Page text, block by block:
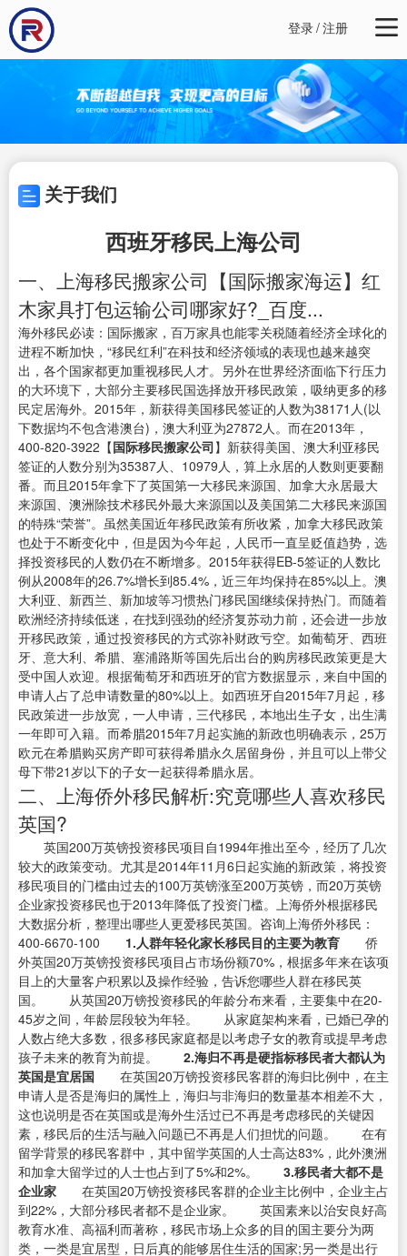
登录/注册
关于我们
西班牙移民上海公司
一、上海移民搬家公司【国际搬家海运】红
木家具打包运输公司哪家好?_百度...
海外移民必读：国际搬家，百万家具也能零关税随着经济全球化的
进程不断加快，“移民红利”在科技和经济领域的表现也越来越突
出，各个国家都更加重视移民人才。另外在世界经济面临下行压力
的大环境下，大部分主要移民国选择放开移民政策，吸纳更多的移
民定居海外。2015年，新获得美国移民签证的人数为38171人(以
下数据均不包含港澳台)，澳大利亚为27872人。而在2013年，
400-820-3922【国际移民搬家公司】新获得美国、澳大利亚移民
签证的人数分别为35387人、10979人，算上永居的人数则更要翻
番。而且2015年拿下了英国第一大移民来源国、加拿大永居最大
来源国、澳洲除技术移民外最大来源国以及美国第二大移民来源国
的特殊“荣誉”。虽然美国近年移民政策有所收紧，加拿大移民政策
也处于不断变化中，但是因为今年起，人民币一直呈贬值趋势，选
择投资移民的人数仍在不断增多。2015年获得EB-5签证的人数比
例从2008年的26.7%增长到85.4%，近三年均保持在85%以上。澳
大利亚、新西兰、新加坡等习惯热门移民国继续保持热门。而随着
欧洲经济持续低迷，在找到强劲的经济复苏动力前，还会进一步放
开移民政策，通过投资移民的方式弥补财政亏空。如葡萄牙、西班
牙、意大利、希腊、塞浦路斯等国先后出台的购房移民政策更是大
受中国人欢迎。根据葡萄牙和西班牙的官方数据显示，来自中国的
申请人占了总申请数量的80%以上。如西班牙自2015年7月起，移
民政策进一步放宽，一人申请，三代移民，本地出生子女，出生满
一年即可入籍。而希腊2015年7月起实施的新政也明确表示，25万
欧元在希腊购买房产即可获得希腊永久居留身份，并且可以上带父
母下带21岁以下的子女一起获得希腊永居。
二、上海侨外移民解析:究竟哪些人喜欢移民
英国?
英国200万英镑投资移民项目自1994年推出至今，经历了几次
较大的政策变动。尤其是2014年11月6日起实施的新政策，将投资
移民项目的门槛由过去的100万英镑涨至200万英镑，而20万英镑
企业家投资移民也于2013年降低了投资门槛。上海侨外根据移民
大数据分析，整理出哪些人更爱移民英国。咨询上海侨外移民：
400-6670-100
1.人群年轻化家长移民目的主要为教育 侨
外英国20万英镑投资移民项目占市场份额70%，根据多年来在该项
目上的大量客户积累以及操作经验，告诉您哪些人群在移民英
国。 从英国20万镑投资移民的年龄分布来看，主要集中在20-
45岁之间，年龄层段较为年轻。 从家庭架构来看，已婚已孕的
人数占绝大多数，很多移民家庭都是以考虑子女的教育或提早考虑
孩子未来的教育为前提。 2.海归不再是硬指标移民者大都认为
英国是宜居国 在英国20万镑投资移民客群的海归比例中，在主
申请人是否是海归的属性上，海归与非海归的数量基本相差不大，
这也说明是否在英国或是海外生活过已不再是考虑移民的关键因
素，移民后的生活与融入问题已不再是人们担忧的问题。 在有
留学背景的移民客群中，其中留学英国的人士高达83%，此外澳洲
和加拿大留学过的人士也占到了5%和2%。
3.移民者大都不是
企业家 在英国20万镑投资移民客群的企业主比例中，企业主占
到22%，大部分移民者都不是企业家。 英国素来以治安良好高
教育水准、高福利而著称，移民市场上众多的目的国主要分为两
类，一类是宜居型，日后真的能够居住生活的国家;另一类是出行